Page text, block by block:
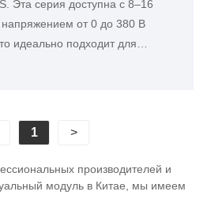
Эта серия доступна с 8–16
от 0 до 380 В
идеально подходит для
1 >
производителей и
модуль в Китае, мы имеем